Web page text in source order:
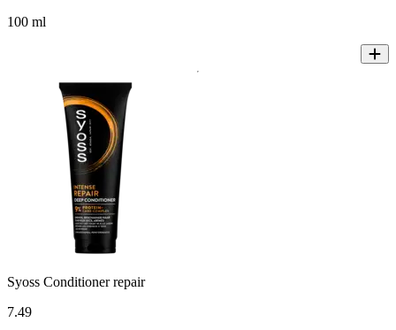
100 ml
Syoss Conditioner repair
7.49